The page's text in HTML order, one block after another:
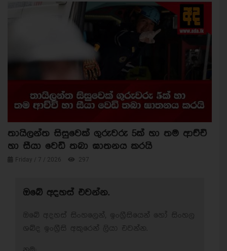
තායිලන්ත සිසුවෙක් ගුරුවරු 5ක් හා තම ආච්චි
හා සීයා වෙඩි තබා ඝාතනය කරයි
Friday / 7 / 2026 297
ඔබේ අදහස් එවන්න.